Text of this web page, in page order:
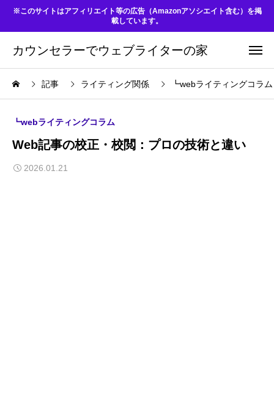
※このサイトはアフィリエイト等の広告（Amazonアソシエイト含む）を掲
載しています。
カウンセラーでウェブライターの家
記事 ライティング関係 ┗webライティングコラム
┗webライティングコラム
Web記事の校正・校閲：プロの技術と違い
2026.01.21